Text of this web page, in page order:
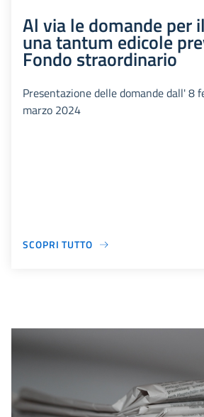
Al via le domande per
una tantum edicole
Fondo straordinario
Presentazione delle domande dall' 8
marzo 2024
SCOPRI TUTTO